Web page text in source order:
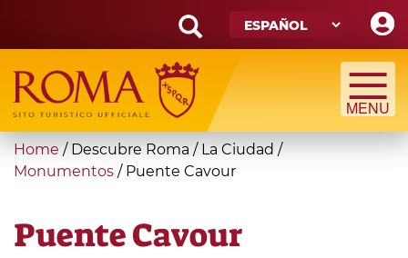
main
content
Search
form
Búsqueda
You
are
Home / Descubre Roma / La Ciudad /
Monumentos / Puente Cavour
Puente Cavour